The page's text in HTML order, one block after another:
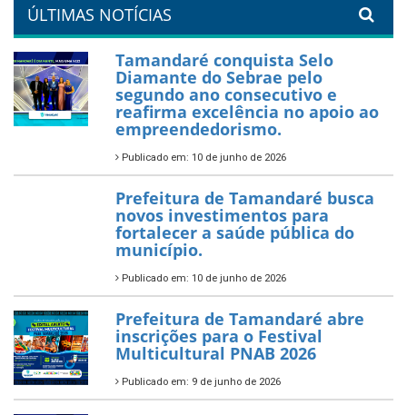
PartiuENEM — Prefeitura
garante transporte gratuito
para os estudantes
7 de novembro de 2025
Política Nacional Aldir Blanc
— Tamandaré tem Plano de
Aplicação de Recursos (PAR)
habilitado
7 de novembro de 2025
ÚLTIMAS NOTÍCIAS
Tamandaré conquista Selo
Diamante do Sebrae pelo
segundo ano consecutivo e